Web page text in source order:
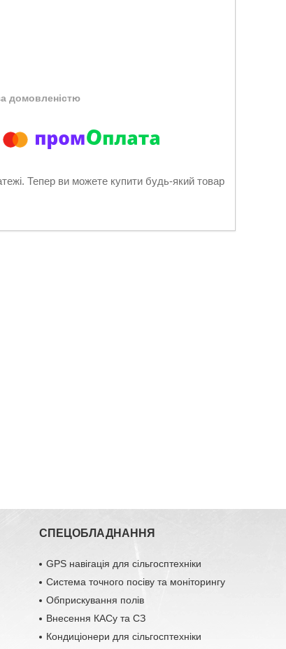
домовленістю
Тепер ви можете купити будь-який товар
СПЕЦОБЛАДНАННЯ
GPS навігація для сільгосптехніки
Система точного посіву та моніторингу
Обприскування полів
Внесення КАСу та СЗ
Кондиціонери для сільгосптехніки